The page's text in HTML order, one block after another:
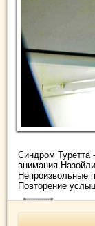
Синдром Туретта
внимания
Непроизвольные
Повторение